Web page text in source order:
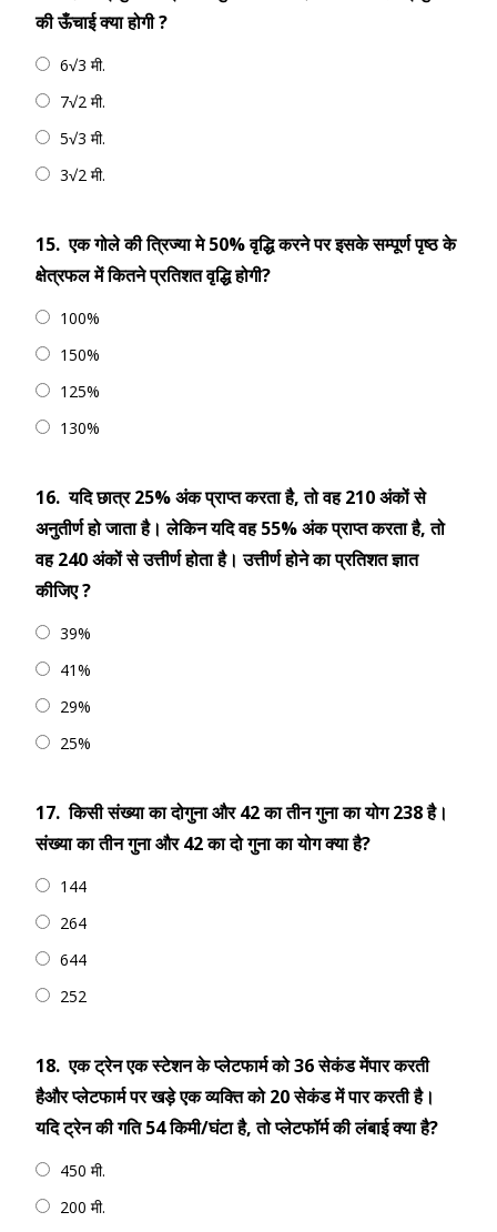
की ऊँचाई क्या होगी ?
6√3 मी.
7√2 मी.
5√3 मी.
3√2 मी.
15. एक गोले की त्रिज्या मे 50% वृद्धि करने पर इसके सम्पूर्ण पृष्ठ के
क्षेत्रफल में कितने प्रतिशत वृद्धि होगी?
100%
150%
125%
130%
16. यदि छात्र 25% अंक प्राप्त करता है, तो वह 210 अंकों से
अनुतीर्ण हो जाता है। लेकिन यदि वह 55% अंक प्राप्त करता है, तो
वह 240 अंकों से उत्तीर्ण होता है। उत्तीर्ण होने का प्रतिशत ज्ञात
कीजिए ?
39%
41%
29%
25%
17. किसी संख्या का दोगुना और 42 का तीन गुना का योग 238 है।
संख्या का तीन गुना और 42 का दो गुना का योग क्या है?
144
264
644
252
18. एक ट्रेन एक स्टेशन के प्लेटफार्म को 36 सेकंड मेंपार करती
हैऔर प्लेटफार्म पर खड़े एक व्यक्ति को 20 सेकंड में पार करती है।
यदि ट्रेन की गति 54 किमी/घंटा है, तो प्लेटफॉर्म की लंबाई क्या है?
450 मी.
200 मी.